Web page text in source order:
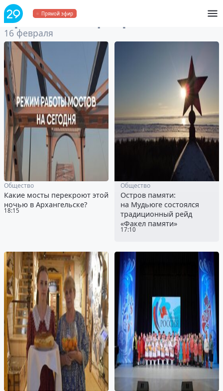
Прямой эфир
Архивза 16 февраля 2025
16 февраля
18:15
Общество
Какие мосты перекроют этой
ночью в Архангельске?
17:10
Общество
Остров памяти:
на Мудьюге состоялся
традиционный рейд
«Факел памяти»